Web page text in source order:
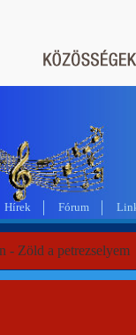
Hírek Fórum
- Zöld a petrezselyem